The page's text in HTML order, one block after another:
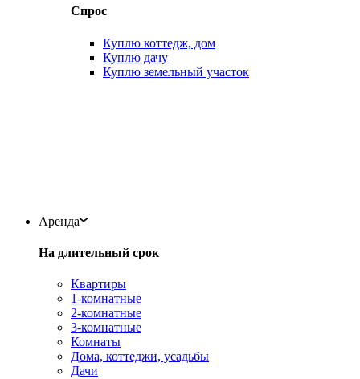
Спрос
Куплю коттедж, дом
Куплю дачу
Куплю земельный участок
Аренда
На длительный срок
Квартиры
1-комнатные
2-комнатные
3-комнатные
Комнаты
Дома, коттеджи, усадьбы
Дачи